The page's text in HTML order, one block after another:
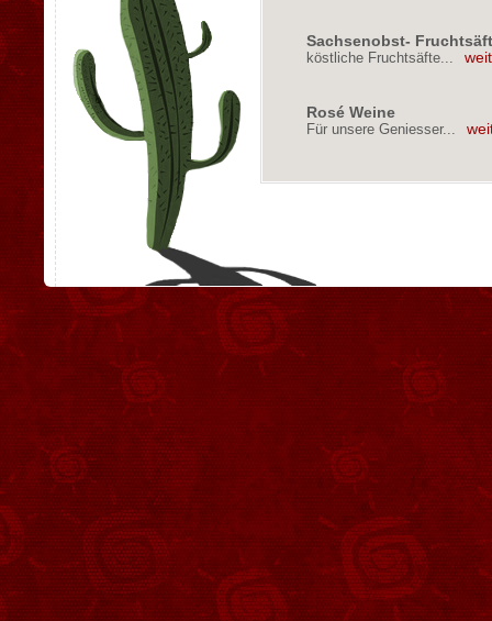
Sachsenobst-
köstliche Fruchtsäfte...
Rosé Weine
Für unsere Geniesser...